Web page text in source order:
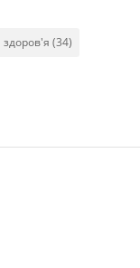
здоров'я (34)